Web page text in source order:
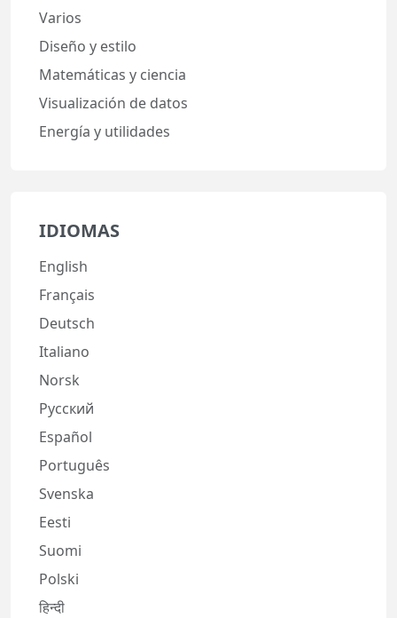
Varios
Diseño y estilo
Matemáticas y ciencia
Visualización de datos
Energía y utilidades
IDIOMAS
English
Français
Deutsch
Italiano
Norsk
Русский
Español
Português
Svenska
Eesti
Suomi
Polski
हिन्दी